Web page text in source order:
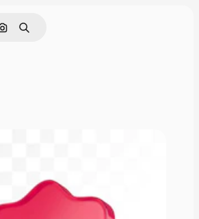
Cerca per immagine
Ricerca